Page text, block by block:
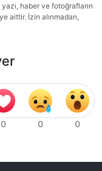
haber ve fotoğrafların
aittir. İzin alınmadan,